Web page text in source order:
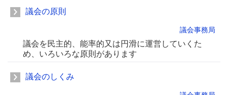
議会の原則
議会事務局
議会を民主的、能率的又は円滑に運営していくた
め、いろいろな原則があります
議会のしくみ